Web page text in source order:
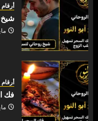
شيخ
مايو
فك
مايو